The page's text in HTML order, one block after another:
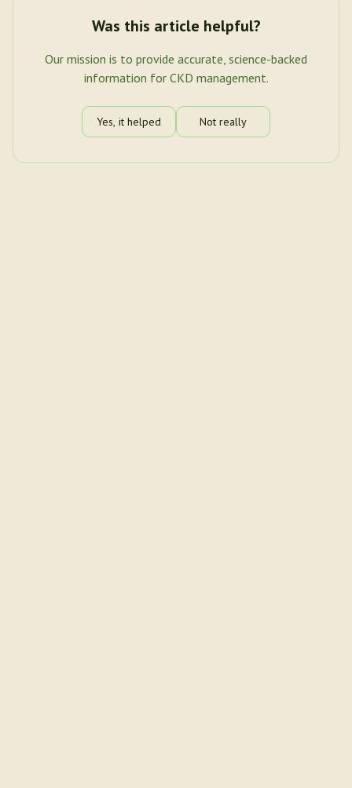
Was this article helpful?
Our mission is to provide accurate, science-backed
information for CKD management.
Yes, it helped Not really